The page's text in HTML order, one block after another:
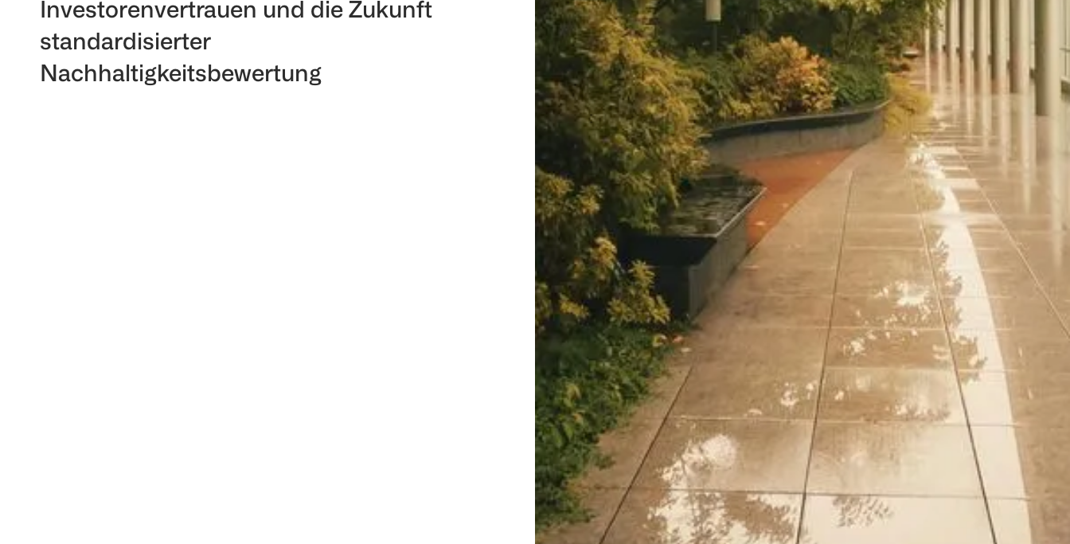
Investorenvertrauen und die Zukunft
standardisierter
Nachhaltigkeitsbewertung